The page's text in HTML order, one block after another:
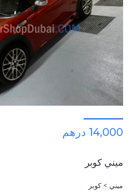
14,000 درهم
ميني كوبر
ميني > كوبر